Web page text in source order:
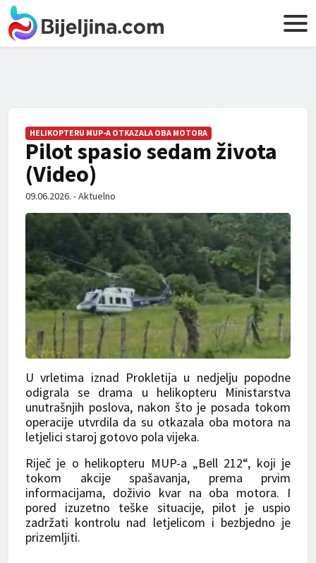
HELIKOPTERU MUP-A OTKAZALA OBA MOTORA
Pilot spasio sedam života
(Video)
09.06.2026. - Aktuelno
U vrletima iznad Prokletija u ned‌jelju popodne
odigrala se drama u helikopteru Ministarstva
unutrašnjih poslova, nakon što je posada tokom
operacije utvrdila da su otkazala oba motora na
letjelici staroj gotovo pola vijeka.
Riječ je o helikopteru MUP-a „Bell 212“, koji je
tokom akcije spašavanja, prema prvim
informacijama, doživio kvar na oba motora. I
pored izuzetno teške situacije, pilot je uspio
zadržati kontrolu nad letjelicom i bezbjedno je
prizemljiti.